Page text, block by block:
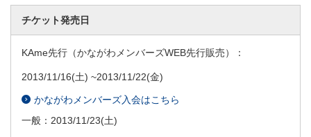
チケット発売日
KAme先行（かながわメンバーズWEB先行販売）：
2013/11/16(土) ~2013/11/22(金)
かながわメンバーズ入会はこちら
一般： 2013/11/23(土)